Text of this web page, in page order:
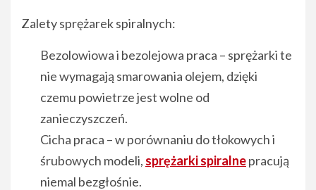
Zalety sprężarek spiralnych:
Bezolowiowa i bezolejowa praca – sprężarki te
nie wymagają smarowania olejem, dzięki
czemu powietrze jest wolne od
zanieczyszczeń.
Cicha praca – w porównaniu do tłokowych i
śrubowych modeli, sprężarki spiralnepracują
niemal bezgłośnie.